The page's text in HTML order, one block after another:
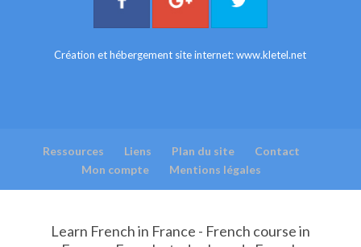
Création et hébergement site internet:www.kletel.net
Ressources Liens Plan du site
Contact
Mon compte
Mentions légales
Learn French in France - French course in